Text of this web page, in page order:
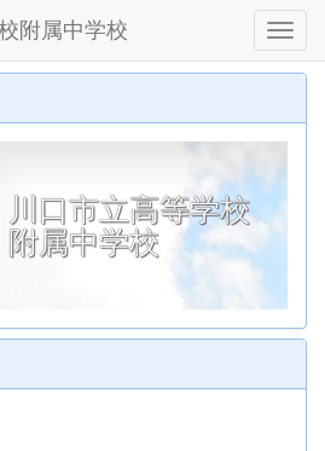
附属中学校
川口市立高等学校
附属中学校